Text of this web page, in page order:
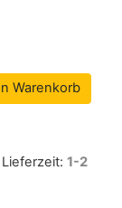
Lieferzeit: 1-2